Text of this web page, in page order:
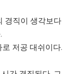
경직이 생각보다
저공 대쉬이다.